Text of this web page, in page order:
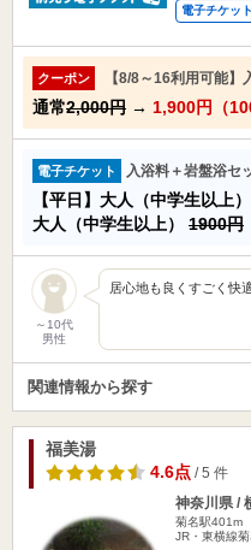
電子チケッ
クーポン 【8/8～16利用可能
通常2,000円 → 1,900円（
電子チケット 入浴料＋岩盤浴セ
【平日】大人（中学生以上）
大人（中学生以上） 1900円
～10代
男性
居心地も良くすごく快
関連情報から探す
福美湯
4.6点/ 5 件
神奈川県 /
菊名駅401m
JR・東横線